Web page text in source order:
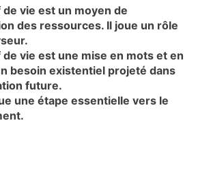
de vie est un moyen de
des ressources. Il joue un rôle
de vie est une mise en mots et en
besoin existentiel projeté dans
future.
une étape essentielle vers le